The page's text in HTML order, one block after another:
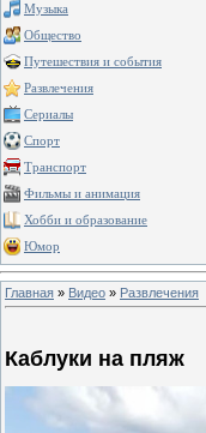
Музыка
Общество
Путешествия и события
Развлечения
Сериалы
Спорт
Транспорт
Фильмы и анимация
Хобби и образование
Юмор
Главная » Видео » Развлечения
Каблуки на пляж